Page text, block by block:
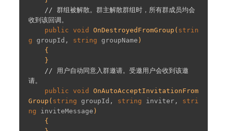
// 群组被解散。群主解散群组时，所有群成员均会
收到该回调。
public void OnDestroyedFromGroup ( strin
g groupId, string groupName )
{
// 用户自动同意入群邀请。受邀用户会收到该邀
请。
public void
OnAutoAcceptInvitationFrom
Group ( string groupId, string inviter, stri
ng inviteMessage )
{